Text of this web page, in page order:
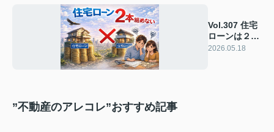
Vol.307 住宅
ローンは２つ
同時に組めな
2026.05.18
”不動産のアレコレ”おすすめ記事